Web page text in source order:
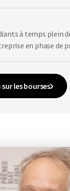
à temps plein
en phase de
les bourses